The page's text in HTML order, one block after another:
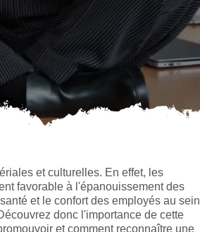
et culturelles. En effet, les
favorable à l'épanouissement des
et le confort des employés au sein
donc l'importance de cette
et comment reconnaître une